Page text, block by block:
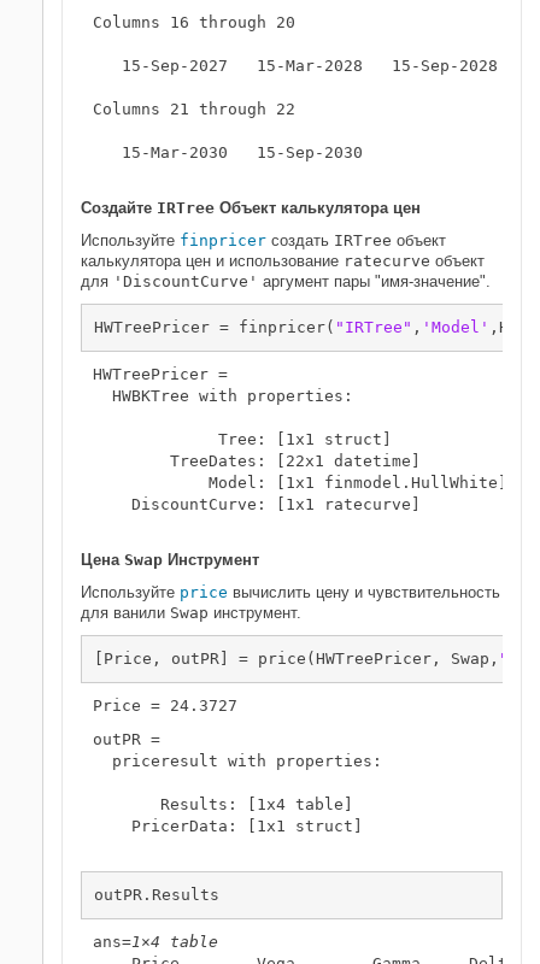
Columns 16 through 20
15-Sep-2027   15-Mar-2028   15-Sep-2028
Columns 21 through 22
   15-Mar-2030   15-Sep-2030
Создайте IRTree Объект калькулятора цен
Используйте finpricer создать IRTree объект
калькулятора цен и использование ratecurve объект
для 'DiscountCurve' аргумент пары "имя-значение".
HWTreePricer = finpricer( "IRTree" , 'Model'
HWTreePricer =
  HWBKTree with properties:
             Tree: [1x1 struct]
        TreeDates: [22x1 datetime]
            Model: [1x1 finmodel.HullWhite]
    DiscountCurve: [1x1 ratecurve]
Цена Swap Инструмент
Используйте price вычислить цену и чувствительность
для ванили Swap инструмент.
[Price, outPR] = price(HWTreePricer, Swap,
outPR =
  priceresult with properties:
       Results: [1x4 table]
    PricerData: [1x1 struct]
outPR.Results
ans=1×4 table